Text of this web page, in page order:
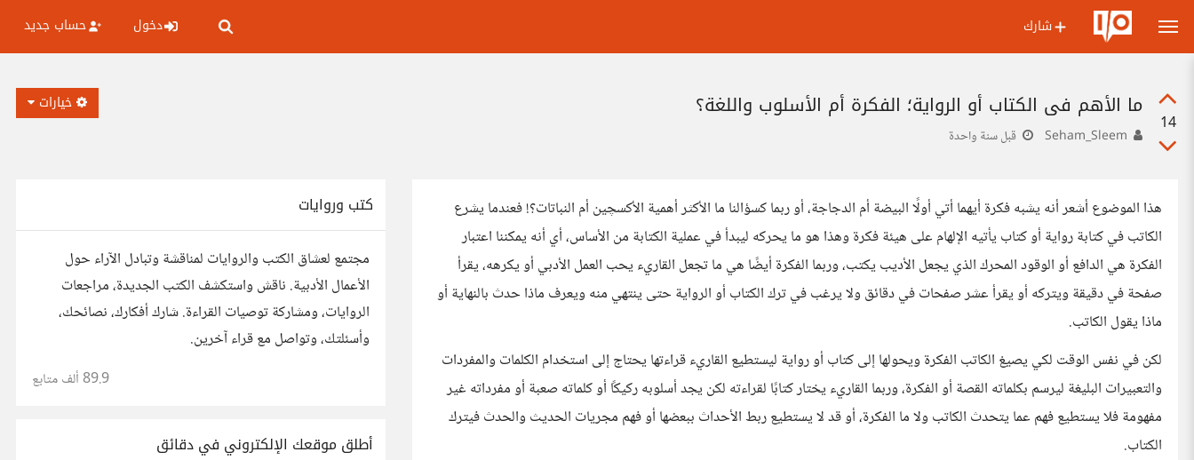
شارك دخول حساب جديد
14
ما الأهم في الكتاب أو الرواية؛ الفكرة أم الأسلوب واللغة؟
قبل سنة واحدة
خيارات
هذا الموضوع أشعر أنه يشبه فكرة أيهما أتي أولًا البيضة أم الدجاجة، أو ربما كسؤالنا ما الأكثر أهمية الأكسچين أم النباتات؟! فعندما يشرع
الكاتب في كتابة رواية أو كتاب يأتيه الإلهام على هيئة فكرة وهذا هو ما يحركه ليبدأ في عملية الكتابة من الأساس، أي أنه يمكننا اعتبار
الفكرة هي الدافع أو الوقود المحرك الذي يجعل الأديب يكتب، وربما الفكرة أيضًا هي ما تجعل القاريء يحب العمل الأدبي أو يكرهه، يقرأ
صفحة في دقيقة ويتركه أو يقرأ عشر صفحات في دقائق ولا يرغب في ترك الكتاب أو الرواية حتى ينتهي منه ويعرف ماذا حدث بالنهاية أو
ماذا يقول الكاتب.
لكن في نفس الوقت لكي يصيغ الكاتب الفكرة ويحولها إلى كتاب أو رواية ليستطيع القاريء قراءتها يحتاج إلى استخدام الكلمات والمفردات
والتعبيرات البليغة ليرسم بكلماته القصة أو الفكرة، وربما القاريء يختار كتابًا لقراءته لكن يجد أسلوبه ركيكًا أو كلماته صعبة أو مفرداته غير
مفهومة فلا يستطيع فهم عما يتحدث الكاتب ولا ما الفكرة، أو قد لا يستطيع ربط الأحداث ببعضها أو فهم مجريات الحديث والحدث فيترك
الكتاب.
كتب وروايات
مجتمع لعشاق الكتب والروايات لمناقشة وتبادل الآراء حول
الأعمال الأدبية. ناقش واستكشف الكتب الجديدة، مراجعات
الروايات، ومشاركة توصيات القراءة. شارك أفكارك، نصائحك،
وأسئلتك، وتواصل مع قراء آخرين.
89.9 ألف متابع
أطلق موقعك الإلكتروني في دقائق